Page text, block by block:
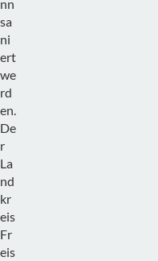
nn
sa
ni
ert
we
rd
en.
De
r
La
nd
kr
eis
Fr
eis